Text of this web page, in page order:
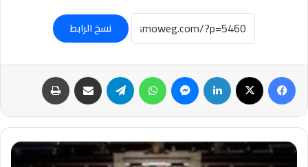
نسخ الرابط
فيسبوك لينكدإن ماسنجر واتساب تيلقرام مشاركة عبر البريد
عاجل-